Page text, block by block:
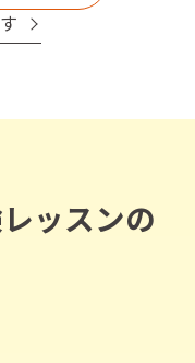
ッスンの